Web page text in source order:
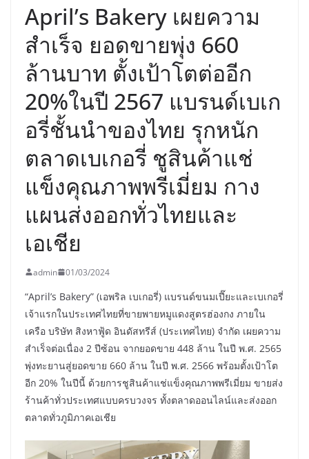
April’s Bakery เผยความ
สำเร็จ ยอดขายพุ่ง 660
ล้านบาท ตั้งเป้าโตต่ออีก
20%ในปี 2567 แบรนด์เบเก
อรี่ชั้นนำของไทย รุกหนัก
ตลาดเบเกอรี่ ชูสินค้าแช่
แข็งคุณภาพพรีเมี่ยม กาง
แผนส่งออกทั่วไทยและ
เอเชีย
admin 01/03/2024
“April’s Bakery” (เอพริล เบเกอรี่) แบรนด์ขนมเปี๊ยะและเบเกอรี่
เจ้าแรกในประเทศไทยที่ขายพายหมูแดงสูตรฮ่องกง ภายใน
เครือ บริษัท สิงหาฟู้ด อินดัสทรีส์ (ประเทศไทย) จำกัด เผยความ
สำเร็จต่อเนื่อง 2 ปีซ้อน จากยอดขาย 448 ล้าน ในปี พ.ศ. 2565
พุ่งทะยานสู่ยอดขาย 660 ล้าน ในปี พ.ศ. 2566 พร้อมตั้งเป้าโต
อีก 20% ในปีนี้ ด้วยการชูสินค้าแช่แข็งคุณภาพพรีเมี่ยม ขายส่ง
ร้านค้าทั่วประเทศแบบครบวงจร ทั้งตลาดออนไลน์และส่งออก
ตลาดทั่วภูมิภาคเอเชีย